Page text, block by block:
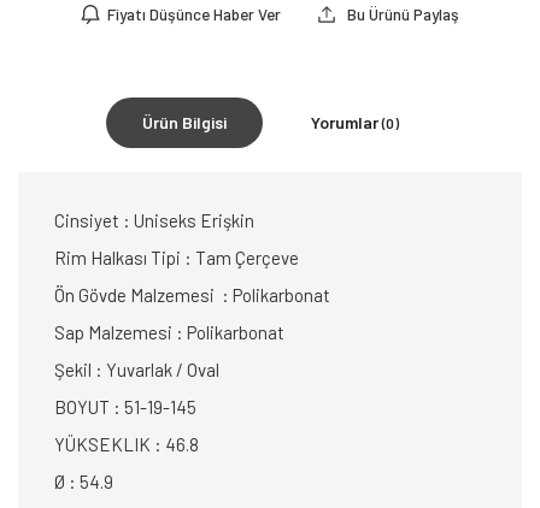
Fiyatı Düşünce Haber Ver Bu Ürünü Paylaş
Ürün Bilgisi Yorumlar(0)
Cinsiyet : Uniseks Erişkin
Rim Halkası Tipi : Tam Çerçeve
Ön Gövde Malzemesi : Polikarbonat
Sap Malzemesi : Polikarbonat
Şekil : Yuvarlak / Oval
BOYUT : 51-19-145
YÜKSEKLIK : 46.8
Ø : 54.9